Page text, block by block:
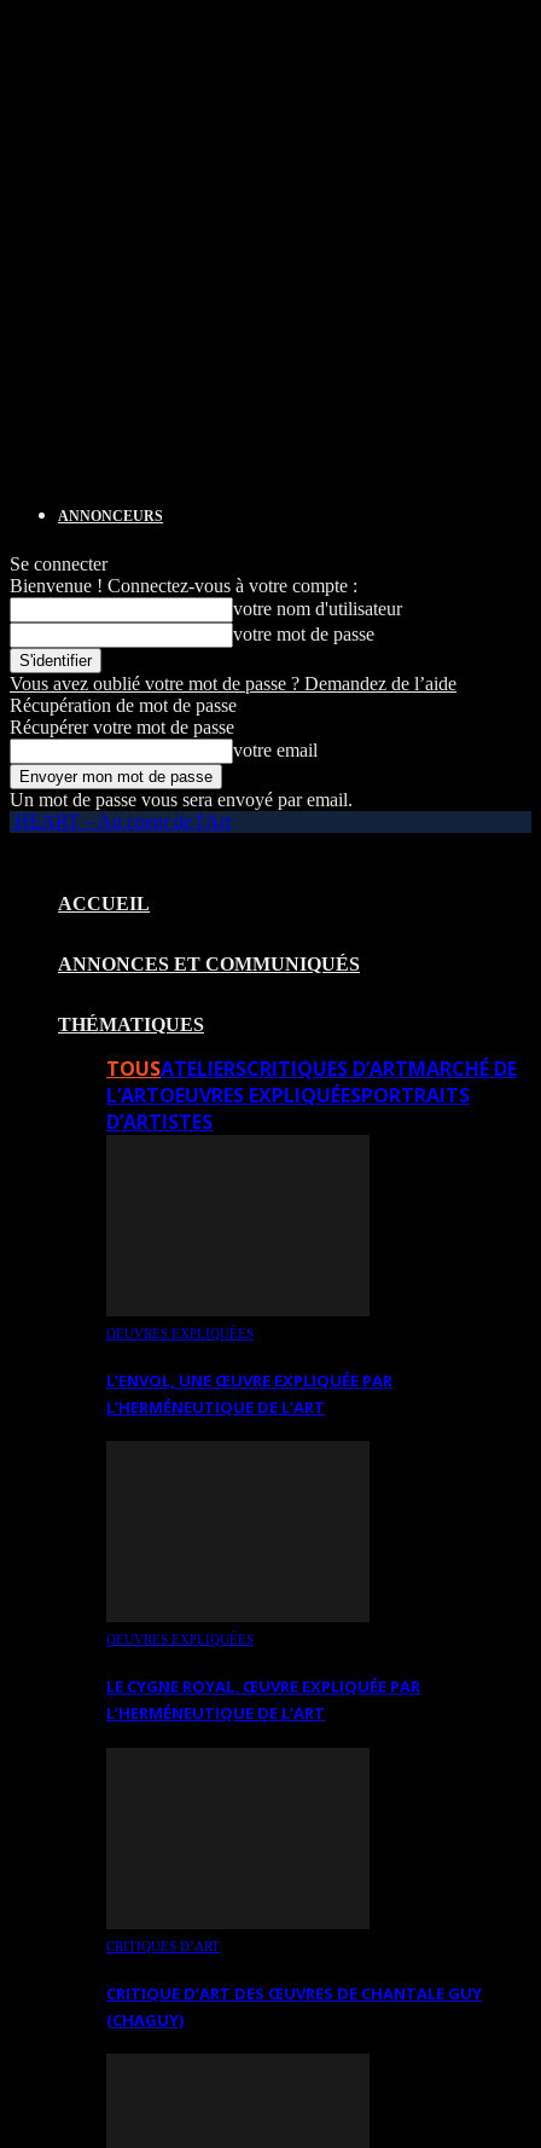
ANNONCEURS
Se connecter
Bienvenue ! Connectez-vous à votre compte :
votre nom d'utilisateur
votre mot de passe
Vous avez oublié votre mot de passe ? Demandez de l’aide
Récupération de mot de passe
Récupérer votre mot de passe
votre email
Un mot de passe vous sera envoyé par email.
HEART – Au coeur de l'Art
ACCUEIL
ANNONCES ET COMMUNIQUÉS
THÉMATIQUES
TOUSATELIERSCRITIQUES D’ARTMARCHÉ DE
L’ARTOEUVRES EXPLIQUÉESPORTRAITS
D’ARTISTES
OEUVRES EXPLIQUÉES
L’ENVOL, UNE ŒUVRE EXPLIQUÉE PAR
L’HERMÉNEUTIQUE DE L’ART
OEUVRES EXPLIQUÉES
LE CYGNE ROYAL. ŒUVRE EXPLIQUÉE PAR
L’HERMÉNEUTIQUE DE L’ART
CRITIQUES D’ART
CRITIQUE D’ART DES ŒUVRES DE CHANTALE GUY
(CHAGUY)